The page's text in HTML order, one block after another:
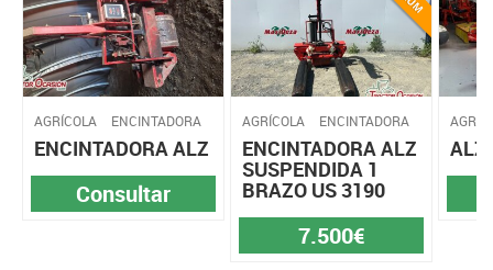
AGRÍCOLA ENCINTADORA
ENCINTADORA ALZ
Consultar
AGRÍCOLA ENCINTADORA
ENCINTADORA ALZ
SUSPENDIDA 1
BRAZO US 3190
7.500€
ALZ